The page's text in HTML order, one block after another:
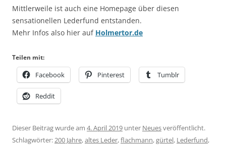
Mittlerweile ist auch eine Homepage über diesen
sensationellen Lederfund entstanden.
Mehr Infos also hier auf Holmertor.de
Teilen mit:
Facebook Pinterest Tumblr
Reddit
Dieser Beitrag wurde am 4. April 2019 unter Neuesveröffentlicht.
Schlagwörter:200 Jahre,altes Leder,flachmann,gürtel, Lederfund,